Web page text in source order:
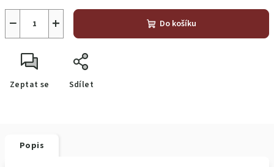
+
− Do košíku
Zeptat se Sdílet
Popis